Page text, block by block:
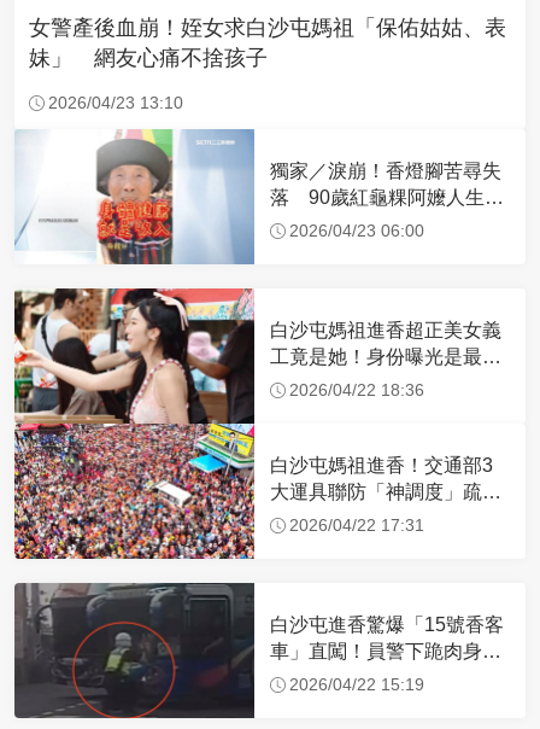
女警產後血崩！姪女求白沙屯媽祖「保佑姑姑、表
妹」 網友心痛不捨孩子
2026/04/23 13:10
獨家／淚崩！香燈腳苦尋失
落 90歲紅龜粿阿嬤人生謝
幕2026/04/23 06:00
白沙屯媽祖進香超正美女義
工竟是她！身份曝光是最美
禮生 一輩子不結婚
2026/04/22 18:36
白沙屯媽祖進香！交通部3
大運具聯防「神調度」疏運
32.1萬創新高
2026/04/22 17:31
白沙屯進香驚爆「15號香客
車」直闖！員警下跪肉身擋
車：讓行人先過
2026/04/22 15:19